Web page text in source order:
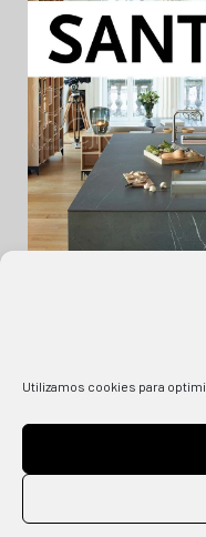
Utilizamos cookies para